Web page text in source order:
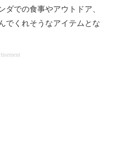
ダでの食事やアウトドア、
でくれそうなアイテムとな